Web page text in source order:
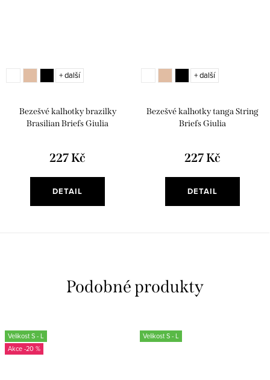
Bezešvé kalhotky brazilky
Brasilian Briefs Giulia
227 Kč
DETAIL
+ další
Bezešvé kalhotky tanga String
Briefs Giulia
227 Kč
DETAIL
+ další
Velikost S - L
-20 %
Velikost S - L